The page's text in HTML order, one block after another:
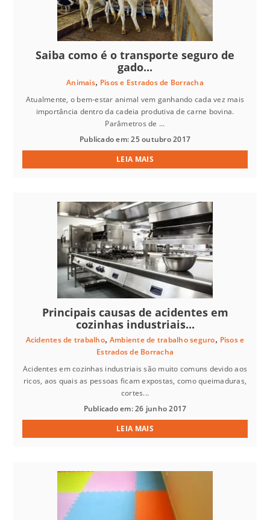
Saiba como é o transporte seguro de
gado...
Animais, Pisos e Estrados de Borracha
Atualmente, o bem-estar animal vem ganhando cada vez mais
importância dentro da cadeia produtiva de carne bovina.
Parâmetros de ...
Publicado em: 25 outubro 2017
LEIA MAIS
Principais causas de acidentes em
cozinhas industriais...
Acidentes de trabalho, Ambiente de trabalho seguro, Pisos e
Estrados de Borracha
Acidentes em cozinhas industriais são muito comuns devido aos
ricos, aos quais as pessoas ficam expostas, como queimaduras,
cortes...
Publicado em: 26 junho 2017
LEIA MAIS